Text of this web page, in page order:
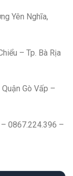
Yên Nghĩa,
– Tp. Bà Rịa
Gò Vấp –
0867.224.396 –